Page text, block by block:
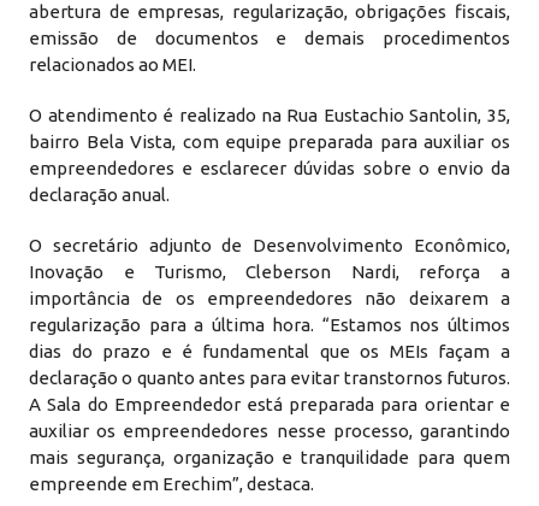
abertura de empresas, regularização, obrigações fiscais,
emissão de documentos e demais procedimentos
relacionados ao MEI.
O atendimento é realizado na Rua Eustachio Santolin, 35,
bairro Bela Vista, com equipe preparada para auxiliar os
empreendedores e esclarecer dúvidas sobre o envio da
declaração anual.
O secretário adjunto de Desenvolvimento Econômico,
Inovação e Turismo, Cleberson Nardi, reforça a
importância de os empreendedores não deixarem a
regularização para a última hora. “Estamos nos últimos
dias do prazo e é fundamental que os MEIs façam a
declaração o quanto antes para evitar transtornos futuros.
A Sala do Empreendedor está preparada para orientar e
auxiliar os empreendedores nesse processo, garantindo
mais segurança, organização e tranquilidade para quem
empreende em Erechim”, destaca.